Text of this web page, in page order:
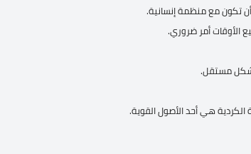
تكون مع منظمة إنسانية.
الأوقات أمر ضروري.
مستقل.
الكردية هي أحد الأصول القوية.